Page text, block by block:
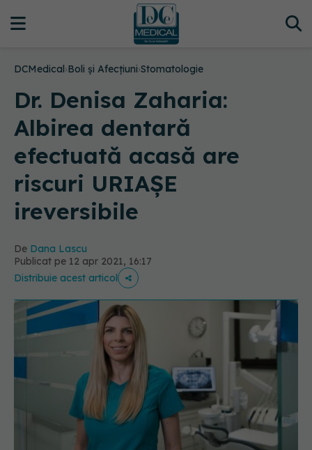
DCMedical›Boli și Afecțiuni›Stomatologie
Dr. Denisa Zaharia:
Albirea dentară
efectuată acasă are
riscuri URIAȘE
ireversibile
De Dana Lascu
Publicat pe 12 apr 2021, 16:17
Distribuie acest articol